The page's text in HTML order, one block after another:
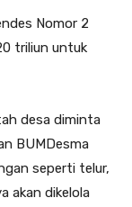
Nomor 2
triliun untuk
desa diminta
BUMDesma
seperti telur,
akan dikelola